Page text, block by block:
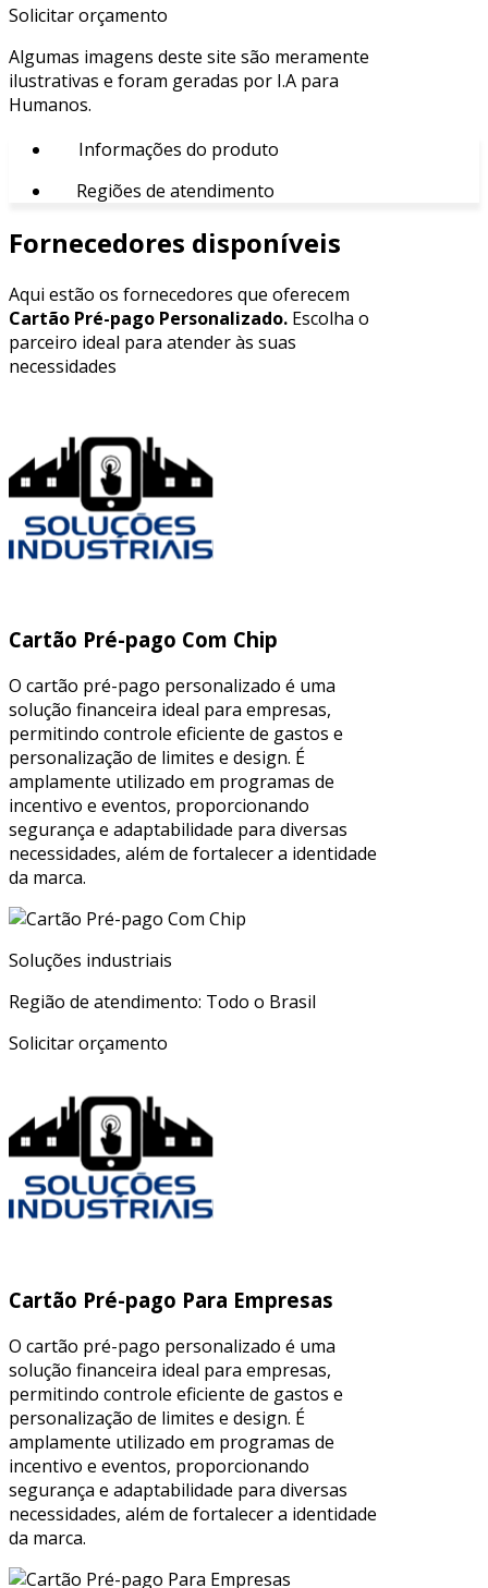
Solicitar orçamento
Algumas imagens deste site são meramente
ilustrativas e foram geradas por I.A para
Humanos.
Informações do produto
Regiões de atendimento
Fornecedores disponíveis
Aqui estão os fornecedores que oferecem
Cartão Pré-pago Personalizado. Escolha o
parceiro ideal para atender às suas
necessidades
Cartão Pré-pago Com Chip
O cartão pré-pago personalizado é uma
solução financeira ideal para empresas,
permitindo controle eficiente de gastos e
personalização de limites e design. É
amplamente utilizado em programas de
incentivo e eventos, proporcionando
segurança e adaptabilidade para diversas
necessidades, além de fortalecer a identidade
da marca.
Soluções industriais
Região de atendimento: Todo o Brasil
Solicitar orçamento
Cartão Pré-pago Para Empresas
O cartão pré-pago personalizado é uma
solução financeira ideal para empresas,
permitindo controle eficiente de gastos e
personalização de limites e design. É
amplamente utilizado em programas de
incentivo e eventos, proporcionando
segurança e adaptabilidade para diversas
necessidades, além de fortalecer a identidade
da marca.